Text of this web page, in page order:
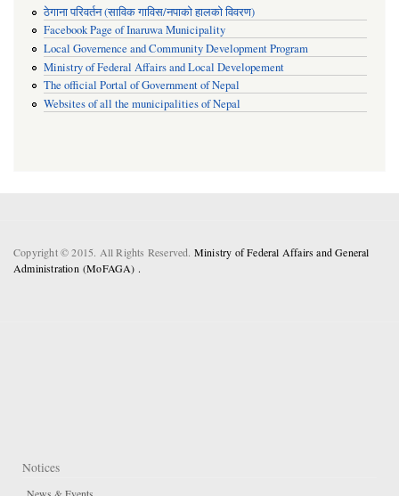
ठेगाना परिवर्तन (साविक गाविस/नपाको हालको विवरण)
Facebook Page of Inaruwa Municipality
Local Governence and Community Development Program
Ministry of Federal Affairs and Local Developement
The official Portal of Government of Nepal
Websites of all the municipalities of Nepal
Copyright © 2015. All Rights Reserved. Ministry of Federal Affairs and General
Administration (MoFAGA) .
Notices
News & Events